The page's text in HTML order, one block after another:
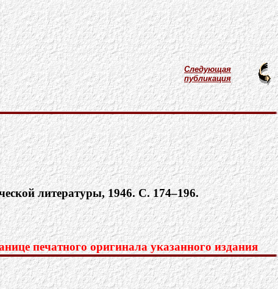
Следующая
публикация
литературы, 1946. С. 174–196.
печатного оригинала указанного издания